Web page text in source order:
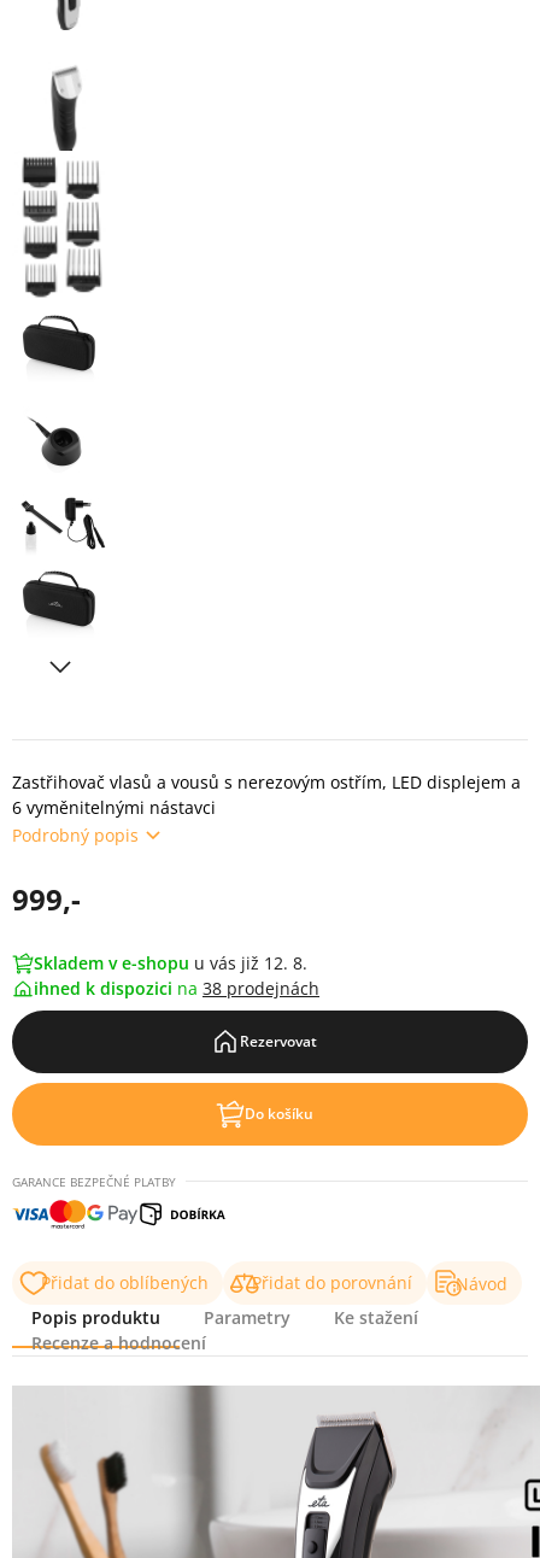
Zastřihovač vlasů a vousů s nerezovým ostřím, LED displejem a
6 vyměnitelnými nástavci
Podrobný popis
999,-
Skladem v e-shopu u vás již 12. 8.
ihned k dispozici na 38 prodejnách
Rezervovat
Do košíku
GARANCE BEZPEČNÉ PLATBY
Přidat do oblíbených Přidat do porovnání
Návod
Popis produktu
Parametry
Ke stažení
Recenze a hodnocení